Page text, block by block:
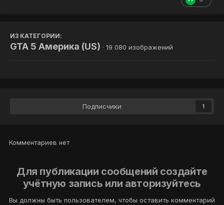
ИЗ КАТЕГОРИИ:
GTA 5 Америка (US) · 19 080 изображений
Подписчики 1
Комментариев нет
Для публикации сообщений создайте
учётную запись или авторизуйтесь
Вы должны быть пользователем, чтобы оставить комментарий